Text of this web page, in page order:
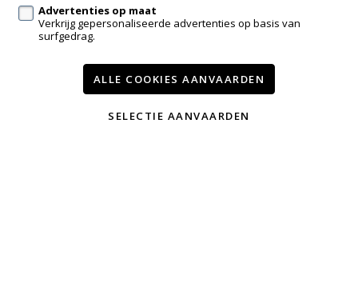
Nieuwbouw
Contact
Advertenties op maat
Verkrijg gepersonaliseerde advertenties op basis van
surfgedrag.
ALLE COOKIES AANVAARDEN
SELECTIE AANVAARDEN